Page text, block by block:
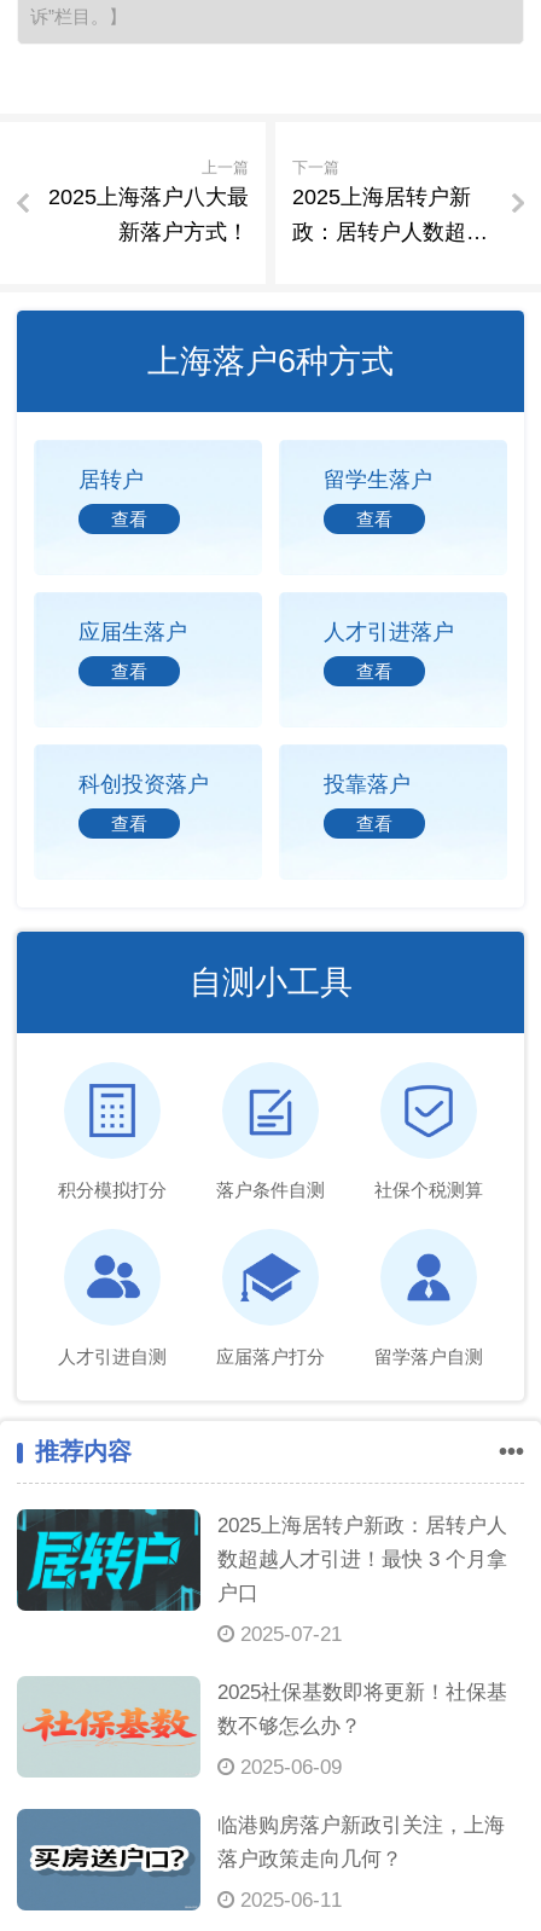
诉”栏目。】
上一篇
2025上海落户八大最
新落户方式！
下一篇
2025上海居转户新
政：居转户人数超越
上海落户6种方式
居转户
查看
留学生落户
查看
应届生落户
查看
人才引进落户
查看
科创投资落户
查看
投靠落户
查看
自测小工具
积分模拟打分 落户条件自测 社保个税测算
人才引进自测 应届落户打分 留学落户自测
推荐内容 •••
2025上海居转户新政：居转户人
数超越人才引进！最快 3 个月拿
户口
2025-07-21
2025社保基数即将更新！社保基
数不够怎么办？
2025-06-09
临港购房落户新政引关注，上海
落户政策走向几何？
2025-06-11